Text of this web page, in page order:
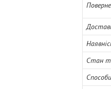
Стан